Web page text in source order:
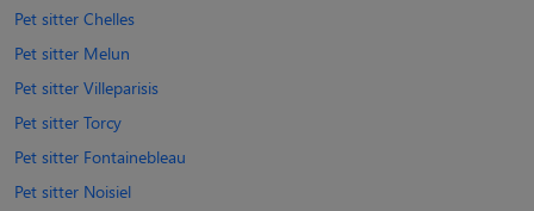
Pet sitter Chelles
Pet sitter Melun
Pet sitter Villeparisis
Pet sitter Torcy
Pet sitter Fontainebleau
Pet sitter Noisiel